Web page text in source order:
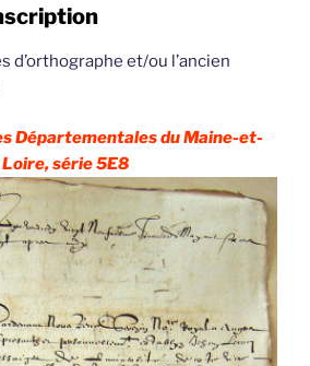
d’orthographe et/ou l’ancien
Départementales du Maine-et-
Loire, série 5E8